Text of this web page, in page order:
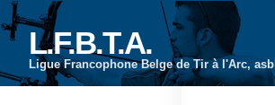
L.F.B.T.A.
Ligue Francophone Belge de Tir à l'Arc, asbl